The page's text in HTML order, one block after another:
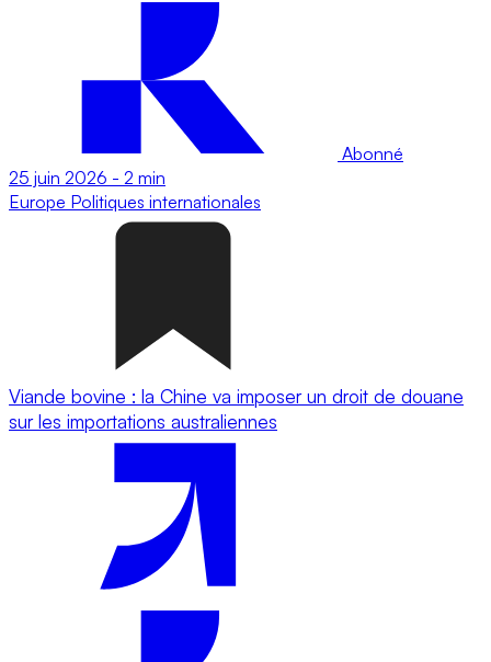
Abonné
25 juin 2026 - 2 min
Europe Politiques internationales
Viande bovine : la Chine va imposer un droit de douane
sur les importations australiennes